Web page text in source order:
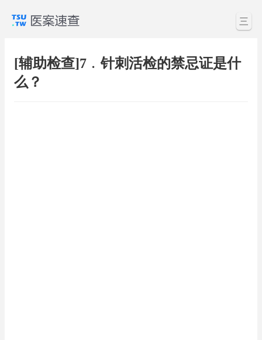
三
[辅助检查]7﹒针刺活检的禁忌证是什
么？